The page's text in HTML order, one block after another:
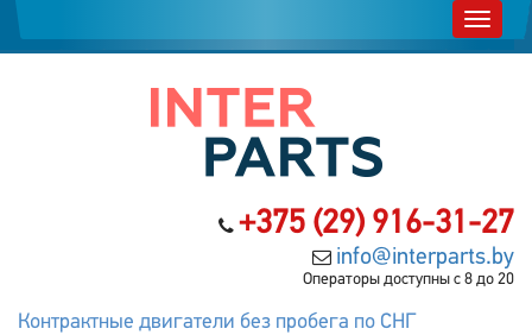
+375 (29) 916-31-27
info@interparts.by
Операторы доступны с 8 до 20
Контрактные двигатели без пробега по СНГ